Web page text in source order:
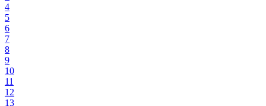
4
5
6
7
8
9
10
11
12
13